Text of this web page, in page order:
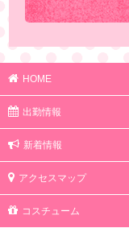
HOME
出勤情報
新着情報
アクセスマップ
コスチューム